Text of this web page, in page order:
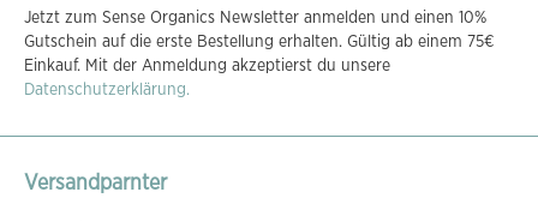
für
unseren
Newsletter
an:
Jetzt zum Sense Organics Newsletter anmelden und einen 10%
Gutschein auf die erste Bestellung erhalten. Gültig ab einem 75€
Einkauf. Mit der Anmeldung akzeptierst du unsere
Datenschutzerklärung.
Versandparnter